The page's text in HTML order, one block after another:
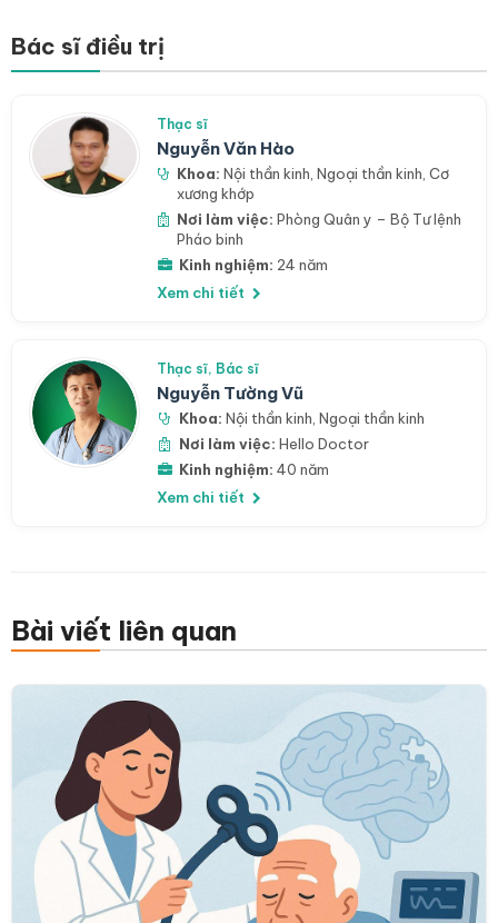
Bác sĩ điều trị
Thạc sĩ
Nguyễn Văn Hào
Khoa: Nội thần kinh, Ngoại thần kinh, Cơ
xương khớp
Nơi làm việc: Phòng Quân y – Bộ Tư lệnh
Pháo binh
Kinh nghiệm: 24 năm
Xem chi tiết
Thạc sĩ, Bác sĩ
Nguyễn Tường Vũ
Khoa: Nội thần kinh, Ngoại thần kinh
Nơi làm việc: Hello Doctor
Kinh nghiệm: 40 năm
Xem chi tiết
Bài viết liên quan